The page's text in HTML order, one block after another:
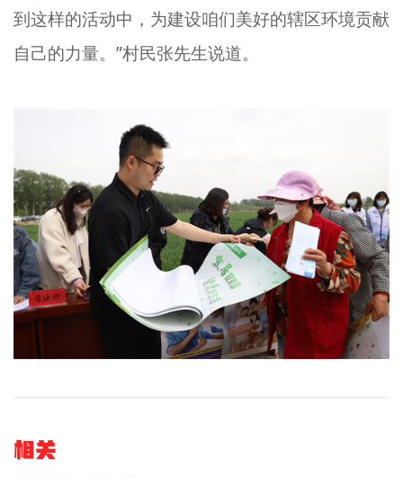
到这样的活动中，为建设咱们美好的辖区环境贡献
自己的力量。”村民张先生说道。
相关